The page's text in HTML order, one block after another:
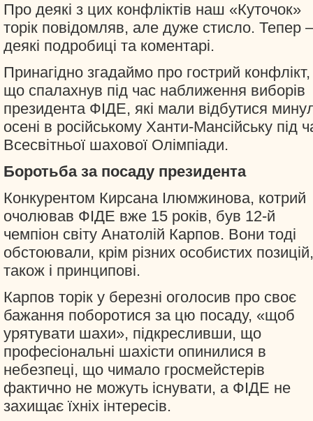
Про деякі з цих конфліктів наш «Куточок»
торік повідомляв, але дуже стисло. Тепер
деякі подробиці та коментарі.
Принагідно згадаймо про гострий конфлікт,
що спалахнув під час наближення виборів
президента ФІДЕ, які мали відбутися
осені в російському Ханти-Мансійську під
Всесвітньої шахової Олімпіади.
Боротьба за посаду президента
Конкурентом Кирсана Ілюмжинова, котрий
очолював ФІДЕ вже 15 років, був 12-й
чемпіон світу Анатолій Карпов. Вони тоді
обстоювали, крім різних особистих позицій,
також і принципові.
Карпов торік у березні оголосив про своє
бажання поборотися за цю посаду, «щоб
урятувати шахи», підкресливши, що
професіональні шахісти опинилися в
небезпеці, що чимало гросмейстерів
фактично не можуть існувати, а ФІДЕ не
захищає їхніх інтересів.